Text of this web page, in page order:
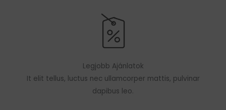
Legjobb Ajánlatok
It elit tellus, luctus nec ullamcorper mattis, pulvinar
dapibus leo.